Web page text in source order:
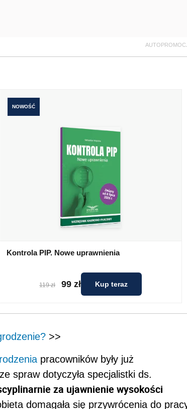
NOWOŚĆ
Kontrola PIP. Nowe uprawnienia
119 zł 99 zł Kup teraz
>>
pracowników były już
spraw dotyczyła specjalistki ds.
za ujawnienie wysokości
domagała się przywrócenia do